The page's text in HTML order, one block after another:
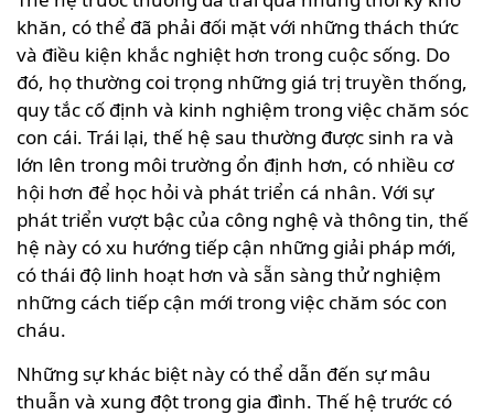
khăn, có thể đã phải đối mặt với những thách thức
và điều kiện khắc nghiệt hơn trong cuộc sống. Do
đó, họ thường coi trọng những giá trị truyền thống,
quy tắc cố định và kinh nghiệm trong việc chăm sóc
con cái. Trái lại, thế hệ sau thường được sinh ra và
lớn lên trong môi trường ổn định hơn, có nhiều cơ
hội hơn để học hỏi và phát triển cá nhân. Với sự
phát triển vượt bậc của công nghệ và thông tin, thế
hệ này có xu hướng tiếp cận những giải pháp mới,
có thái độ linh hoạt hơn và sẵn sàng thử nghiệm
những cách tiếp cận mới trong việc chăm sóc con
cháu.
Những sự khác biệt này có thể dẫn đến sự mâu
thuẫn và xung đột trong gia đình. Thế hệ trước có